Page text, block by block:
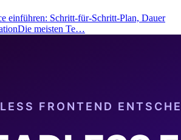
einführen: Schritt-für-Schritt-Plan, Dauer
meisten Te…